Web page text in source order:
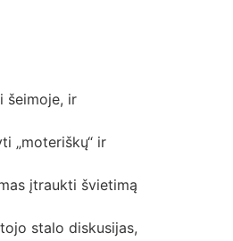
šeimoje, ir
„moteriškų“ ir
įtraukti švietimą
stalo diskusijas,